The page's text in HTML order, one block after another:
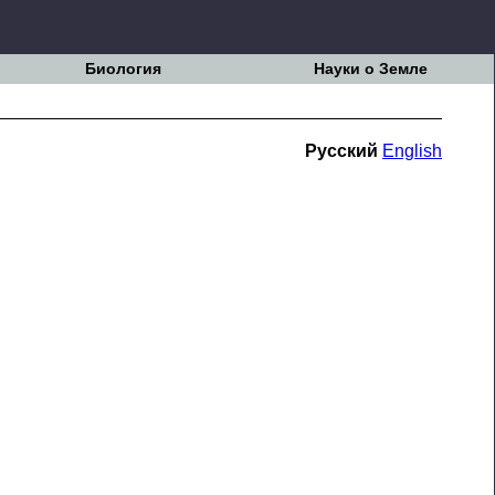
Биология Науки о Земле
Русский English